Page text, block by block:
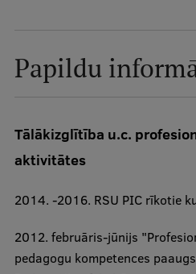
Dati par 2025. gadu
Mūžizglītība
Ētikas un līdztiesības
Atvērtā universitāte
Papildu
Tālākizglītība​ u.c.
aktivitātes
2014. -2016. RSU PIC rīkotie
2012. februāris-jūnijs
pedagogu kompetences